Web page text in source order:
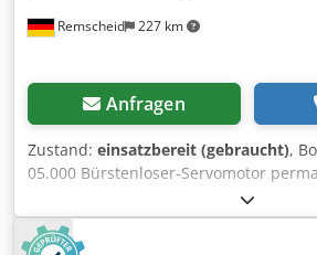
Remscheid 227 km
Anfragen
Zustand: einsatzbereit (gebraucht),
05.000 Bürstenloser-Servomotor
,gebraucht, normale Gebrauchsspuren,
funktionsfähig, Lieferumfang gem.
Apdjrf